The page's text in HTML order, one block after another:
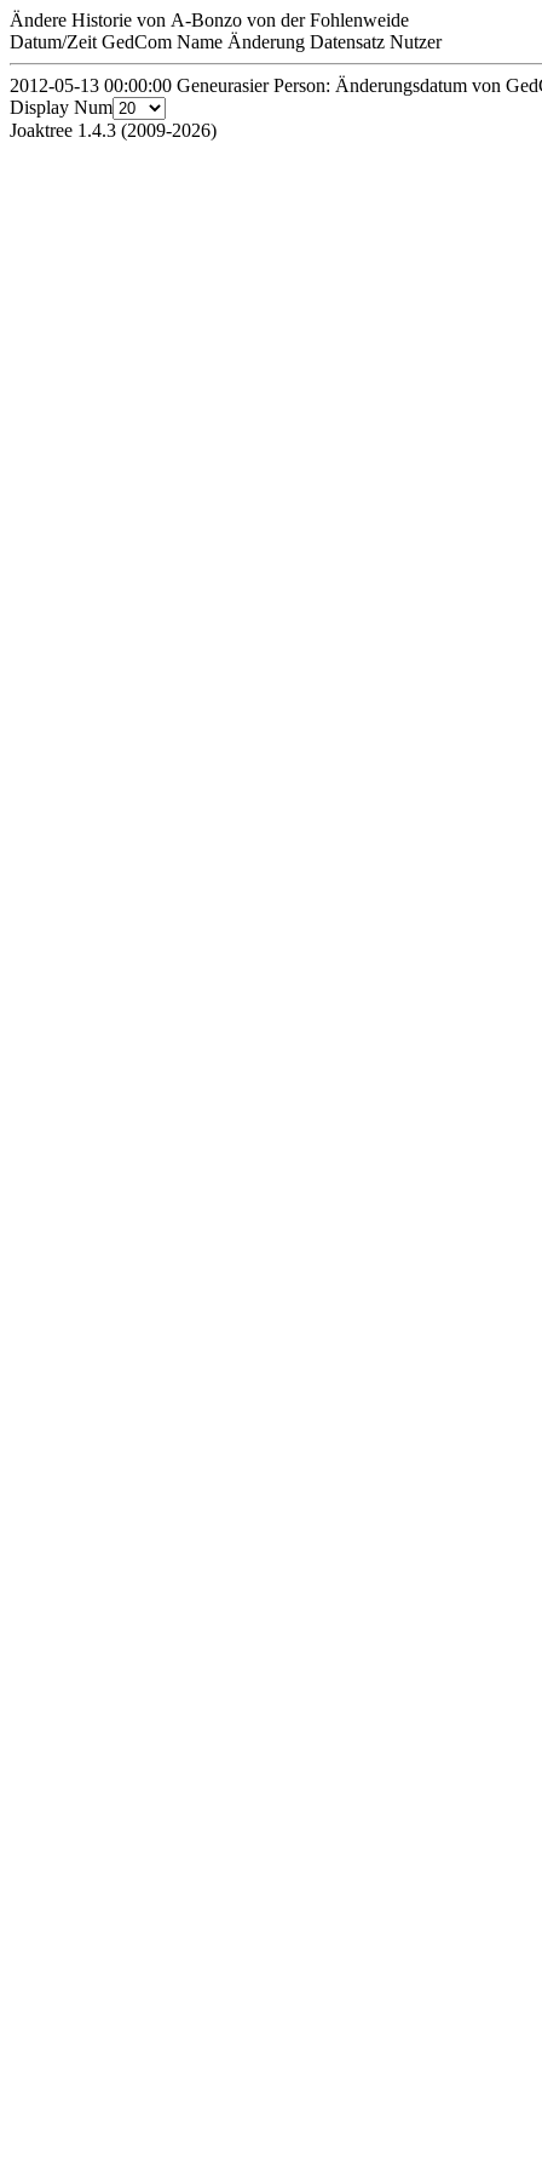
Ändere Historie von A-Bonzo von der Fohlenweide
Datum/Zeit GedCom Name Änderung Datensatz Nutzer
2012-05-13 00:00:00 Geneurasier Person: Änderungsdatum von
Display Num
Joaktree 1.4.3 (2009-2026)